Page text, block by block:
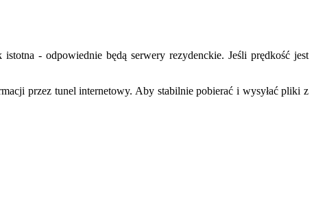
- odpowiednie będą serwery rezydenckie. Jeśli prędkość jest
przez tunel internetowy. Aby stabilnie pobierać i wysyłać pliki z